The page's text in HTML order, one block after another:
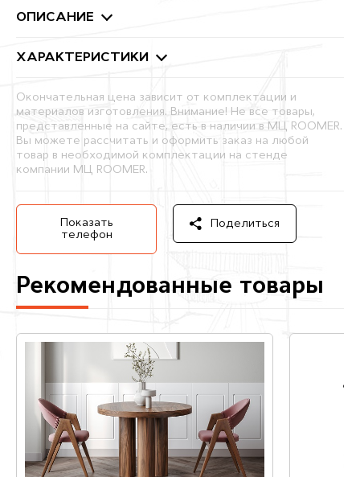
ОПИСАНИЕ
ХАРАКТЕРИСТИКИ
Окончательная цена зависит от комплектации и
материалов изготовления. Внимание! Не все товары,
представленные на сайте, есть в наличии в МЦ ROOMER.
Вы можете рассчитать и оформить заказ на любой
товар в необходимой комплектации на стенде
компании МЦ ROOMER.
Показать
телефон
Поделиться
Рекомендованные товары